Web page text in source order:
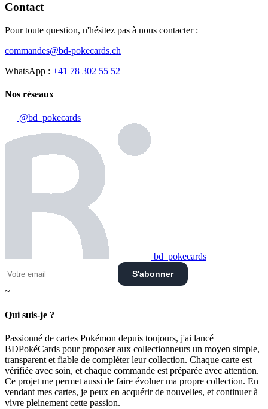
Contact
Pour toute question, n'hésitez pas à nous contacter :
commandes@bd-pokecards.ch
WhatsApp : +41 78 302 55 52
Nos réseaux
@bd_pokecards
bd_pokecards
S'abonner
~
Qui suis-je ?
Passionné de cartes Pokémon depuis toujours, j'ai lancé
BDPokéCards pour proposer aux collectionneurs un moyen simple,
transparent et fiable de compléter leur collection. Chaque carte est
vérifiée avec soin, et chaque commande est préparée avec attention.
Ce projet me permet aussi de faire évoluer ma propre collection. En
vendant mes cartes, je peux en acquérir de nouvelles, et continuer à
vivre pleinement cette passion.